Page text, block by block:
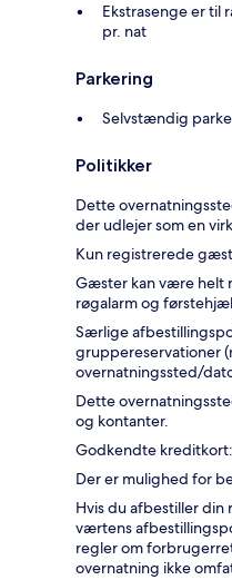
Ekstrasenge er til
pr. nat
Parkering
Selvstændig
Politikker
Dette
der udlejer som en
Kun registrerede
Gæster kan være helt
røgalarm og
Særlige
gruppereservationer
overnatningssted/
Dette
og kontanter.
Godkendte
Der er mulighed for
Hvis du afbestiller
værtens
regler om
overnatning ikke